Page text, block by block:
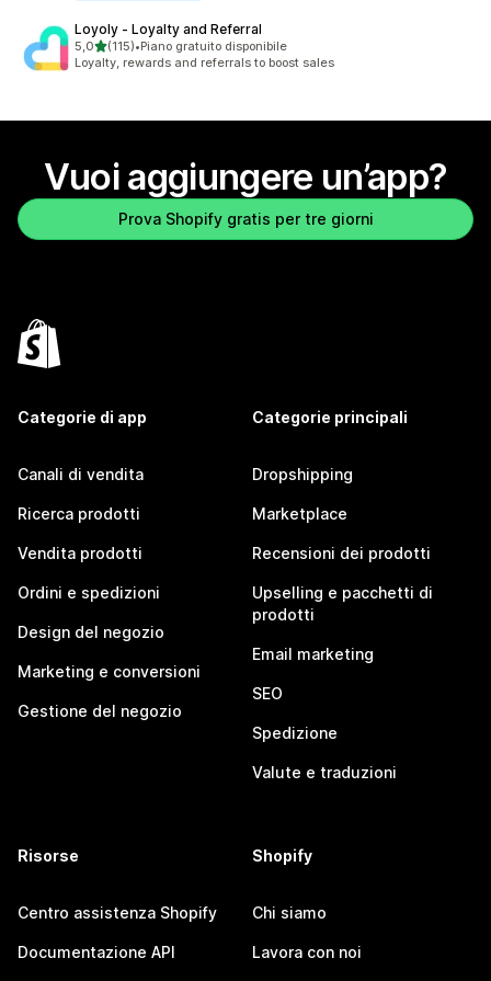
Loyoly ‑ Loyalty and Referral
5,0stelle su 5
(115)
115 recensioni totali
•Piano gratuito disponibile
Loyalty, rewards and referrals to boost sales
Vuoi aggiungere un’app?
Prova Shopify gratis per tre giorni
Categorie di app
Canali di vendita
Ricerca prodotti
Vendita prodotti
Ordini e spedizioni
Design del negozio
Marketing e conversioni
Gestione del negozio
Categorie principali
Dropshipping
Marketplace
Recensioni dei prodotti
Upselling e pacchetti di
prodotti
Email marketing
SEO
Spedizione
Valute e traduzioni
Risorse
Centro assistenza Shopify
Documentazione API
Shopify
Chi siamo
Lavora con noi